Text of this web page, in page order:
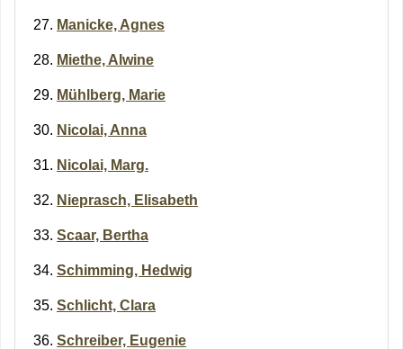
Manicke, Agnes
Miethe, Alwine
Mühlberg, Marie
Nicolai, Anna
Nicolai, Marg.
Nieprasch, Elisabeth
Scaar, Bertha
Schimming, Hedwig
Schlicht, Clara
Schreiber, Eugenie